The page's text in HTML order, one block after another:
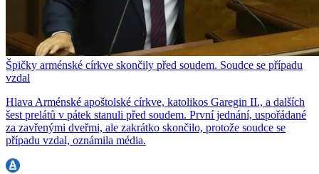
Špičky arménské církve skončily před soudem. Soudce se případu
vzdal
Hlava Arménské apoštolské církve, katolikos Garegin II., a dalších
šest prelátů v pátek stanuli před soudem. První jednání, uspořádané
za zavřenými dveřmi, ale zakrátko skončilo, protože soudce se
případu vzdal, oznámila média.